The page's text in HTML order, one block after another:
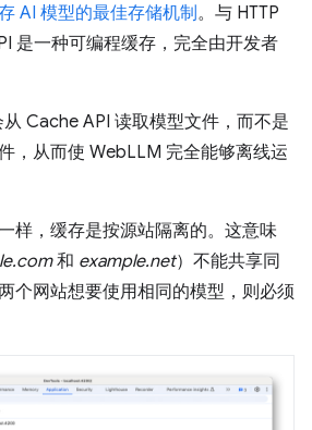
AI 模型的最佳存储机制。与 HTTP
是一种可编程缓存，完全由开发者
Cache API 读取模型文件，而不是
，从而使 WebLLM 完全能够离线运
样，缓存是按源站隔离的。这意味
和 example.net）不能共享同
个网站想要使用相同的模型，则必须